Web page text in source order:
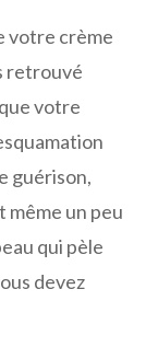
votre crème
retrouvé
votre
guérison,
un peu
qui pèle
devez